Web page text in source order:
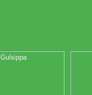
Gulsippa